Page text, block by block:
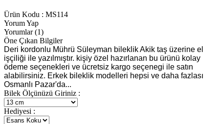
Ürün Kodu : MS114
Yorum Yap
Yorumlar (1)
Öne Çıkan Bilgiler
Deri kordonlu Mührü Süleyman bileklik Akik taş üzerine el
işçiliği ile yazılmıştır. kişiy özel hazırlanan bu ürünü kolay
ödeme seçenekleri ve ücretsiz kargo seçenegi ile satın
alabilirsiniz. Erkek bileklik modelleri hepsi ve daha fazlası
Osmanlı Pazar'da...
Bilek Ölçünüzü Giriniz :
Hediyesi :